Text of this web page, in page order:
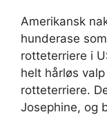
Amerikansk
hunderase
rotteterriere i
helt hårløs
rotteterriere.
Josephine, og